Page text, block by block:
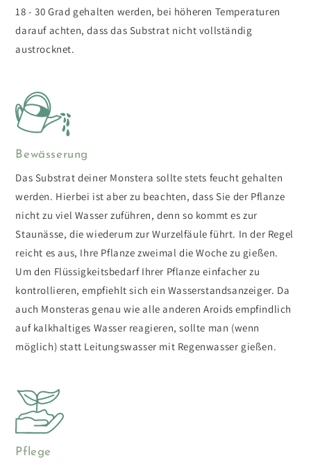
18 - 30 Grad gehalten werden, bei höheren Temperaturen
darauf achten, dass das Substrat nicht vollständig
austrocknet.
Bewässerung
Das Substrat deiner Monstera sollte stets feucht gehalten
werden. Hierbei ist aber zu beachten, dass Sie der Pflanze
nicht zu viel Wasser zuführen, denn so kommt es zur
Staunässe, die wiederum zur Wurzelfäule führt. In der Regel
reicht es aus, Ihre Pflanze zweimal die Woche zu gießen.
Um den Flüssigkeitsbedarf Ihrer Pflanze einfacher zu
kontrollieren, empfiehlt sich ein Wasserstandsanzeiger. Da
auch Monsteras genau wie alle anderen Aroids empfindlich
auf kalkhaltiges Wasser reagieren, sollte man (wenn
möglich) statt Leitungswasser mit Regenwasser gießen.
Pflege